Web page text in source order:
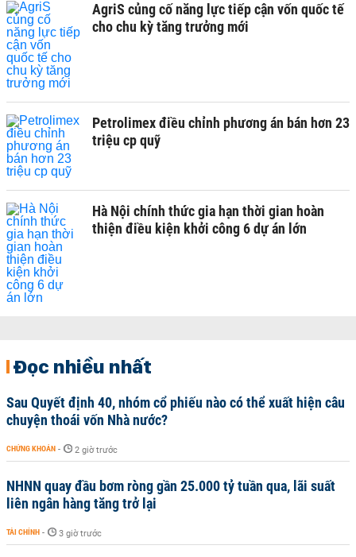
AgriS củng cố năng lực tiếp cận vốn quốc tế
cho chu kỳ tăng trưởng mới
Petrolimex điều chỉnh phương án bán hơn 23
triệu cp quỹ
Hà Nội chính thức gia hạn thời gian hoàn
thiện điều kiện khởi công 6 dự án lớn
Đọc nhiều nhất
Sau Quyết định 40, nhóm cổ phiếu nào có thể xuất hiện câu
chuyện thoái vốn Nhà nước?
CHỨNG KHOÁN - 2 giờ trước
NHNN quay đầu bơm ròng gần 25.000 tỷ tuần qua, lãi suất
liên ngân hàng tăng trở lại
TÀI CHÍNH - 3 giờ trước